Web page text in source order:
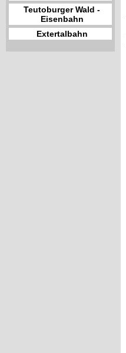
Teutoburger Wald -
Eisenbahn
Extertalbahn